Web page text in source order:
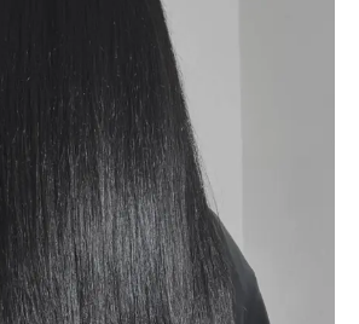
freue mich, dich auf meinem Profil
hoffentlich bald verschönern zu